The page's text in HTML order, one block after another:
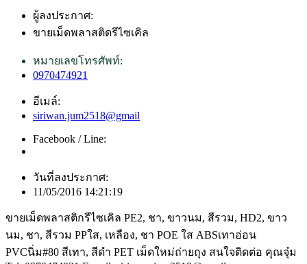
ผู้ลงประกาศ:
ขายเม็ดพลาสติดรีไซเคิล
หมายเลขโทรศัพท์:
0970474921
อีเมล์:
siriwan.jum2518@gmail
Facebook / Line:
วันที่ลงประกาศ:
11/05/2016 14:21:19
ขายเม็ดพลาสติกรีไซเคิล PE2, ชา, ขาวนม, สีรวม, HD2, ขาว
นม, ชา, สีรวม PPใส, เหลือง, ชา POE ใส ABSเทาอ่อน
PVCนิ่ม#80 สีเทา, สีดำ PET เม็ดใหม่ถ่ายถุง สนใจติดต่อ คุณจุ๋ม